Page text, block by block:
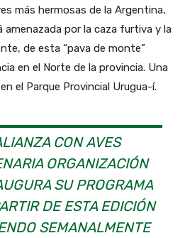
más hermosas de la Argentina,
amenazada por la caza furtiva y la
de esta “pava de monte”
en el Norte de la provincia. Una
el Parque Provincial Urugua-í.
CON AVES
ORGANIZACIÓN
SU PROGRAMA
DE ESTA EDICIÓN
SEMANALMENTE